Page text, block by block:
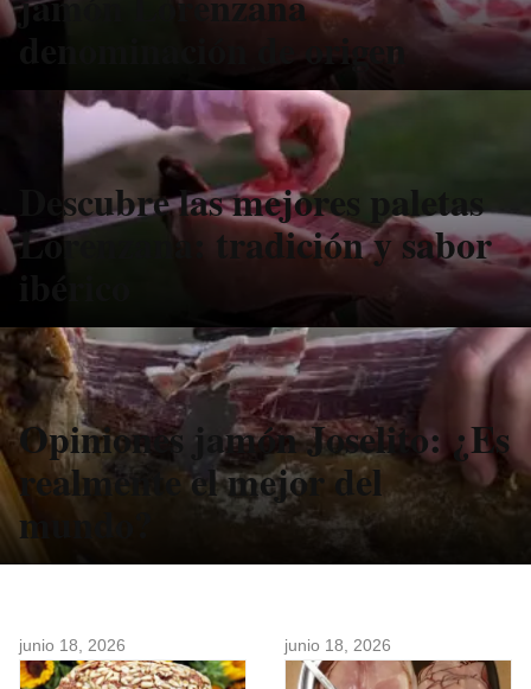
denominación de origen
Descubre las mejores paletas
Lorenzana: tradición y sabor
Opiniones jamón Joselito: ¿Es
realmente el mejor del
mundo?
junio 18, 2026 junio 18, 2026